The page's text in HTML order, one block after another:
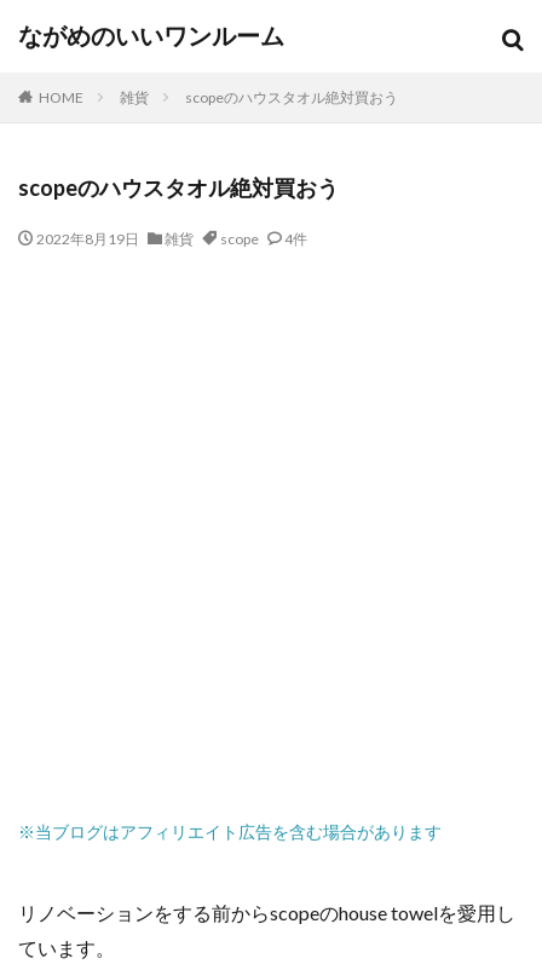
ながめのいいワンルーム
HOME 雑貨 scopeのハウスタオル絶対買おう
scopeのハウスタオル絶対買おう
2022年8月19日 雑貨 scope 4件
※当ブログはアフィリエイト広告を含む場合があります
リノベーションをする前からscopeのhouse towelを愛用し
ています。